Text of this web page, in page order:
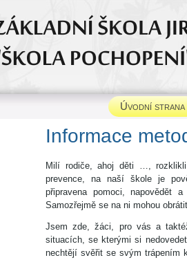
Úvodní strana
Informace
Milí rodiče, ahoj děti …,
prevence, na naší škole je
připravena pomoci,
Samozřejmě se na ni mohou
Jsem zde, žáci, pro vás a
situacích, se kterými si
nechtějí svěřit se svým trápením